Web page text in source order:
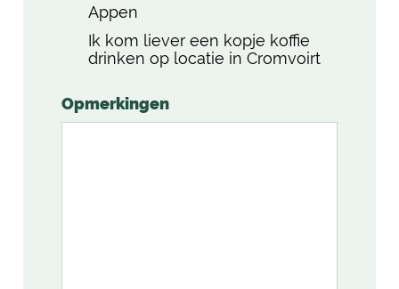
Appen
Ik kom liever een kopje koffie
drinken op locatie in Cromvoirt
Opmerkingen